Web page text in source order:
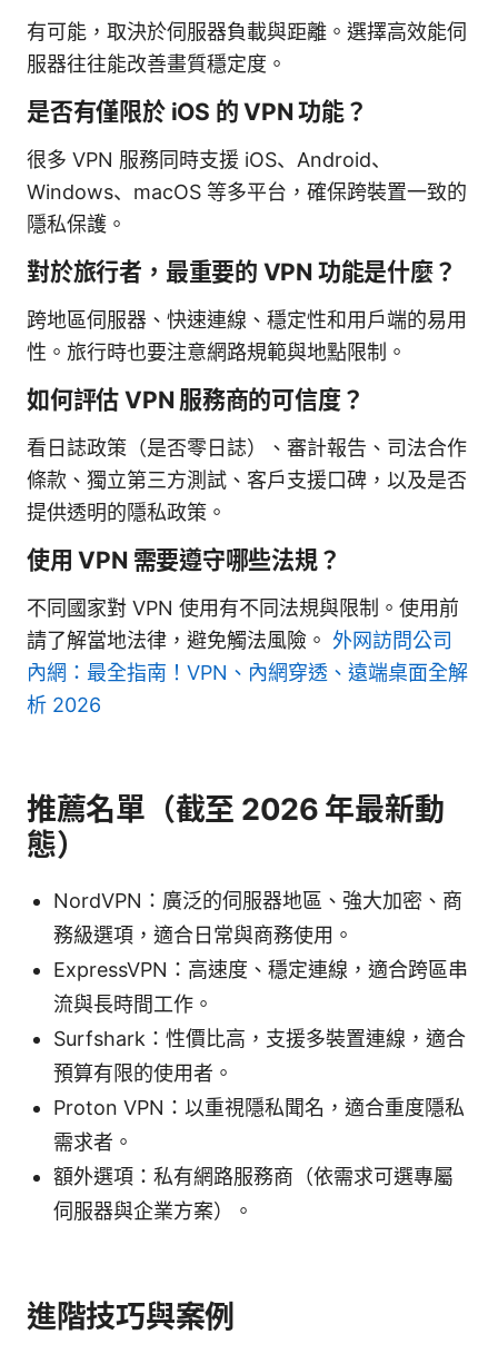
有可能，取決於伺服器負載與距離。選擇高效能伺
服器往往能改善畫質穩定度。
是否有僅限於 iOS 的 VPN 功能？
很多 VPN 服務同時支援 iOS、Android、
Windows、macOS 等多平台，確保跨裝置一致的
隱私保護。
對於旅行者，最重要的 VPN 功能是什麼？
跨地區伺服器、快速連線、穩定性和用戶端的易用
性。旅行時也要注意網路規範與地點限制。
如何評估 VPN 服務商的可信度？
看日誌政策（是否零日誌）、審計報告、司法合作
條款、獨立第三方測試、客戶支援口碑，以及是否
提供透明的隱私政策。
使用 VPN 需要遵守哪些法規？
不同國家對 VPN 使用有不同法規與限制。使用前
請了解當地法律，避免觸法風險。 外网訪問公司
內網：最全指南！VPN、內網穿透、遠端桌面全解
析 2026
推薦名單（截至 2026 年最新動
態）
NordVPN：廣泛的伺服器地區、強大加密、商
務級選項，適合日常與商務使用。
ExpressVPN：高速度、穩定連線，適合跨區串
流與長時間工作。
Surfshark：性價比高，支援多裝置連線，適合
預算有限的使用者。
Proton VPN：以重視隱私聞名，適合重度隱私
需求者。
額外選項：私有網路服務商（依需求可選專屬
伺服器與企業方案）。
進階技巧與案例